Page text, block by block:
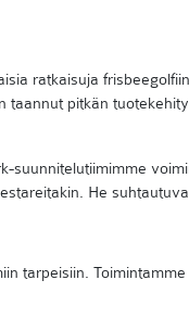
ratkaisuja
taannut pitkän
suunnitelutiimimme
He
tarpeisiin.